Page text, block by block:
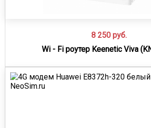
8 250 руб.
Wi - Fi роутер Keenetic Viva